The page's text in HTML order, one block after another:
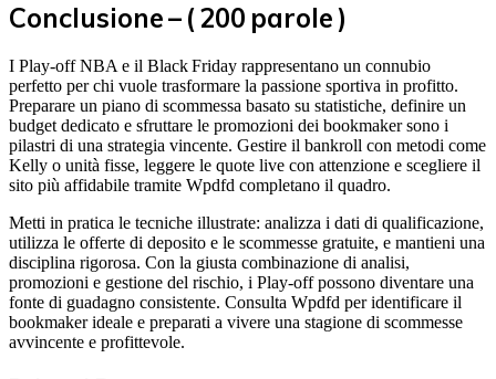
Conclusione – ( 200 parole )
I Play‑off NBA e il Black Friday rappresentano un connubio
perfetto per chi vuole trasformare la passione sportiva in profitto.
Preparare un piano di scommessa basato su statistiche, definire un
budget dedicato e sfruttare le promozioni dei bookmaker sono i
pilastri di una strategia vincente. Gestire il bankroll con metodi come
Kelly o unità fisse, leggere le quote live con attenzione e scegliere il
sito più affidabile tramite Wpdfd completano il quadro.
Metti in pratica le tecniche illustrate: analizza i dati di qualificazione,
utilizza le offerte di deposito e le scommesse gratuite, e mantieni una
disciplina rigorosa. Con la giusta combinazione di analisi,
promozioni e gestione del rischio, i Play‑off possono diventare una
fonte di guadagno consistente. Consulta Wpdfd per identificare il
bookmaker ideale e preparati a vivere una stagione di scommesse
avvincente e profittevole.